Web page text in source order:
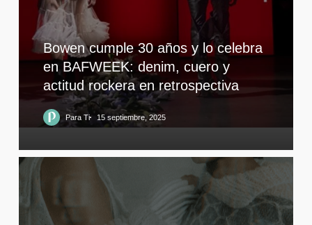
Bowen cumple 30 años y lo celebra
en BAFWEEK: denim, cuero y
actitud rockera en retrospectiva
Para Ti 15 septiembre, 2025